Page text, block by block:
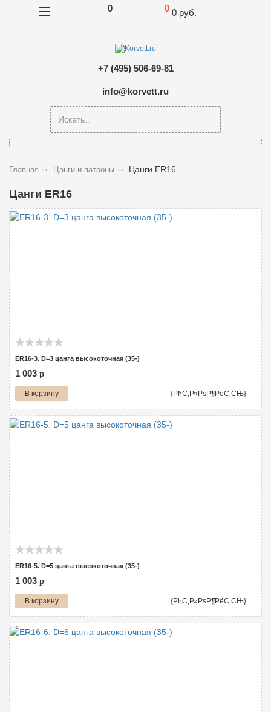
0 0 0руб.
+7 (495) 506-69-81
info@korvett.ru
Главная Цанги и патроны Цанги ER16
Цанги ER16
ER16-3. D=3 цанга высокоточная (35-)
1 003 p
В корзину {РћС‚Р»РѕР¶РёС‚СЊ}
ER16-5. D=5 цанга высокоточная (35-)
1 003 p
В корзину {РћС‚Р»РѕР¶РёС‚СЊ}